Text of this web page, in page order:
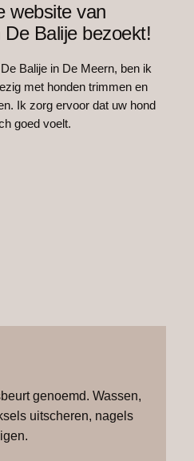
website van
Balije bezoekt!
Balije in De Meern, ben ik
met honden trimmen en
Ik zorg ervoor dat uw hond
goed voelt.
genoemd. Wassen,
uitscheren, nagels